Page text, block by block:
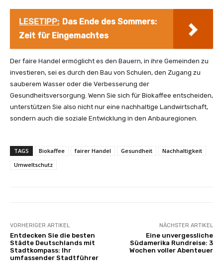
LESETIPP: Das Ende des Sommers:
Zeit für Eingemachtes
Der faire Handel ermöglicht es den Bauern, in ihre Gemeinden zu
investieren, sei es durch den Bau von Schulen, den Zugang zu
sauberem Wasser oder die Verbesserung der
Gesundheitsversorgung. Wenn Sie sich für Biokaffee entscheiden,
unterstützen Sie also nicht nur eine nachhaltige Landwirtschaft,
sondern auch die soziale Entwicklung in den Anbauregionen.
TAGS Biokaffee fairer Handel Gesundheit
Nachhaltigkeit
Umweltschutz
VORHERIGER ARTIKEL
Entdecken Sie die besten
Städte Deutschlands mit
Stadtkompass: Ihr
umfassender Stadtführer
NÄCHSTER ARTIKEL
Eine unvergessliche
Südamerika Rundreise: 3
Wochen voller Abenteuer